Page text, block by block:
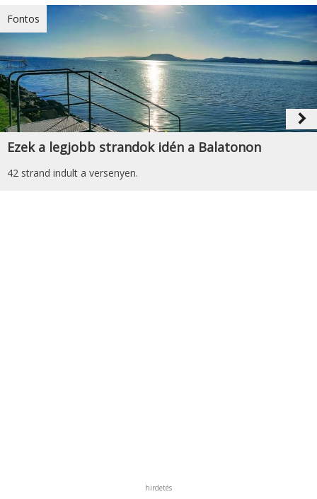
Fontos
navigate_next
Ezek a legjobb strandok idén a Balatonon
42 strand indult a versenyen.
hirdetés